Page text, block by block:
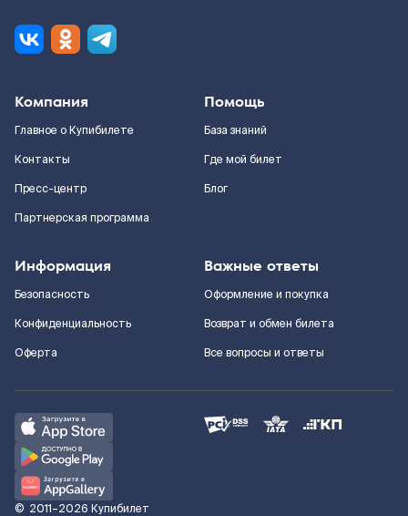
Компания
Главное о Купибилете
Контакты
Пресс-центр
Партнерская программа
Помощь
База знаний
Где мой билет
Блог
Информация
Безопасность
Конфиденциальность
Оферта
Важные ответы
Оформление и покупка
Возврат и обмен билета
Все вопросы и ответы
© 2011–2026 Купибилет